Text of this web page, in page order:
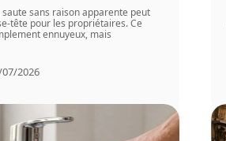
sans raison apparente peut
tête pour les propriétaires. Ce
ennuyeux, mais
07/2026